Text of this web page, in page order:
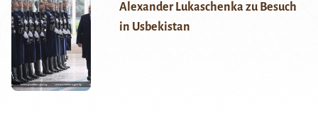
Alexander Lukaschenka zu Besuch
in Usbekistan